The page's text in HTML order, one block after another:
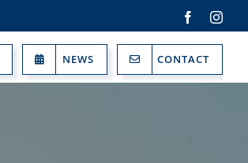
Facebook
NEWS CONTACT